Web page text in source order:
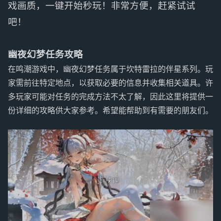
戏画质，一键开始秒玩！非常方便，赶紧试试
吧！
幽夜幻梦任务攻略
在鸣潮游戏中，幽夜幻梦任务属于坎特雷拉的伴星系列。玩
家需前往特定地点，以获取必要的信息并收集相关道具。许
多玩家可能对任务的完成方法不太了解，因此这里将提供一
份详细的攻略供大家参考。希望能帮助到有需要的朋友们。